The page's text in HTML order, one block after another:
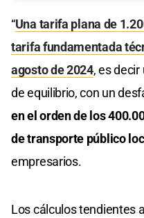
“Una tarifa plana de
tarifa fundamentada
agosto de 2024, es decir
de equilibrio, con un
en el orden de los
de transporte público
empresarios.
Los cálculos tendientes